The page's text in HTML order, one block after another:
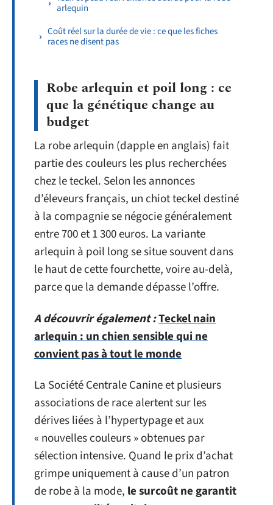
arlequin
Coût réel sur la durée de vie : ce que les fiches
races ne disent pas
Robe arlequin et poil long : ce
que la génétique change au
budget
La robe arlequin (dapple en anglais) fait
partie des couleurs les plus recherchées
chez le teckel. Selon les annonces
d’éleveurs français, un chiot teckel destiné
à la compagnie se négocie généralement
entre 700 et 1 300 euros. La variante
arlequin à poil long se situe souvent dans
le haut de cette fourchette, voire au-delà,
parce que la demande dépasse l’offre.
A découvrir également :Teckel nain
arlequin : un chien sensible qui ne
convient pas à tout le monde
La Société Centrale Canine et plusieurs
associations de race alertent sur les
dérives liées à l’hypertypage et aux
« nouvelles couleurs » obtenues par
sélection intensive. Quand le prix d’achat
grimpe uniquement à cause d’un patron
de robe à la mode, le surcoût ne garantit